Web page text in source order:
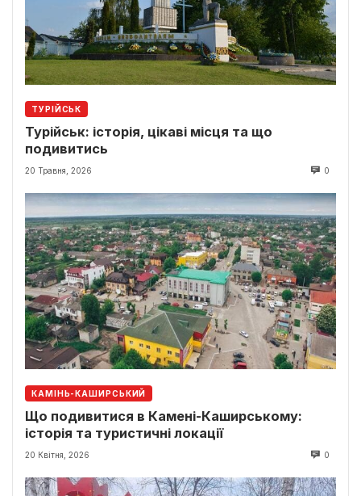
ТУРІЙСЬК
Турійськ: історія, цікаві місця та що
подивитись
20 Травня, 2026 0
КАМІНЬ-КАШИРСЬКИЙ
Що подивитися в Камені-Каширському:
історія та туристичні локації
20 Квітня, 2026 0